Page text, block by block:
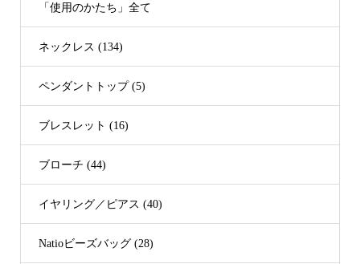
「使用のかたち」全て
ネックレス (134)
ペンダントトップ (5)
ブレスレット (16)
ブローチ (44)
イヤリング／ピアス (40)
Natioビーズバッグ (28)